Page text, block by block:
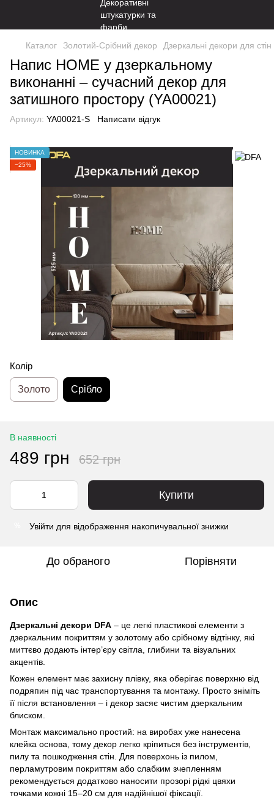
Каталог Золотий-Срібний декор Дзеркальні декори для стін
Напис HOME у дзеркальному
виконанні – сучасний декор для
затишного простору (YA00021)
Артикул: YA00021-S Написати відгук
НОВИНКА
−25%
Колір
Золото Срібло
В наявності
489 грн 652 грн
Купити
Увійти для відображення накопичувальної знижки
До обраного Порівняти
Опис
Дзеркальні декори DFA – це легкі пластикові елементи з
дзеркальним покриттям у золотому або срібному відтінку, які
миттєво додають інтер’єру світла, глибини та візуальних
акцентів.
Кожен елемент має захисну плівку, яка оберігає поверхню від
подряпин під час транспортування та монтажу. Просто зніміть
її після встановлення – і декор засяє чистим дзеркальним
блиском.
Монтаж максимально простий: на виробах уже нанесена
клейка основа, тому декор легко кріпиться без інструментів,
пилу та пошкодження стін. Для поверхонь із пилом,
перламутровим покриттям або слабким зчепленням
рекомендується додатково наносити прозорі рідкі цвяхи
точками кожні 15–20 см для надійнішої фіксації.